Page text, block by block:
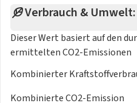
- Vordersitze elektrisch
- Bedienelemente Schwarz
- Dachhimmel Stoff
- Akzentflächen und
Verbrauch &
Dieser Wert basiert auf den
ermittelten CO2-Emissionen
Kombinierter
Kombinierte CO2-Emission